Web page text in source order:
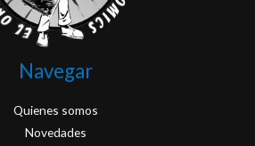
Navegar
Quienes somos
Novedades